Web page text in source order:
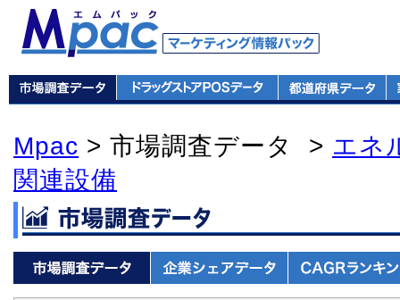
Mpac > 市場調査データ > エネ
関連設備